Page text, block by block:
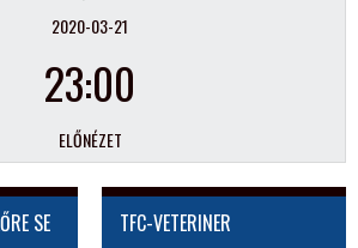
2020-03-21
23:00
ELŐNÉZET
SE TFC-VETERINER